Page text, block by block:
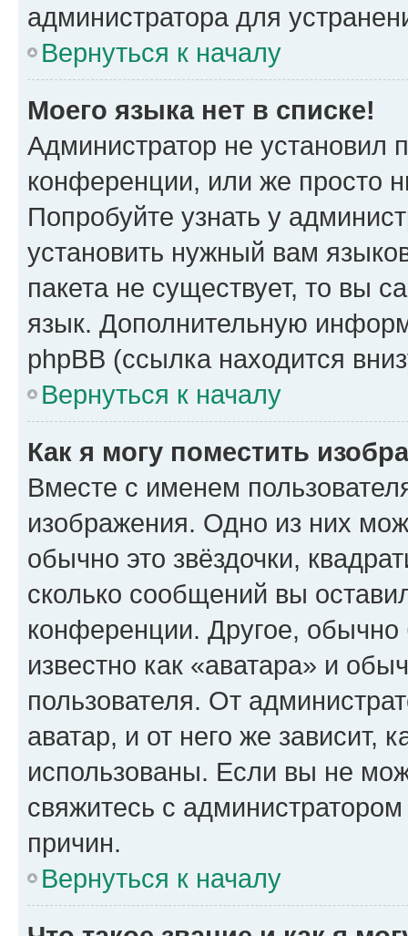
администратора для
Вернуться к началу
Моего языка нет в списке!
Администратор не установил
конференции, или же просто
Попробуйте узнать у
установить нужный вам
пакета не существует, то вы
язык. Дополнительную
phpBB (ссылка находится
Вернуться к началу
Как я могу поместить
Вместе с именем
изображения. Одно из них
обычно это звёздочки,
сколько сообщений вы
конференции. Другое,
известно как «аватара» и
пользователя. От
аватар, и от него же зависит,
использованы. Если вы не
свяжитесь с
причин.
Вернуться к началу